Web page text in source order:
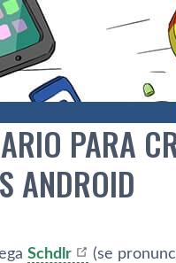
PARA
ANDROID
Schdlr
(se